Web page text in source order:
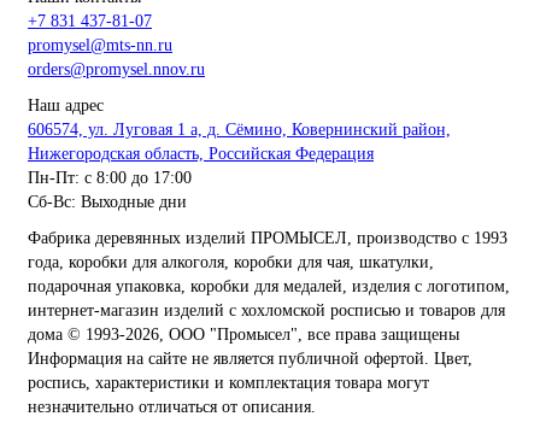
+7 831 437-81-07
promysel@mts-nn.ru
orders@promysel.nnov.ru
Наш адрес
606574, ул. Луговая 1 а, д. Сёмино, Ковернинский район,
Нижегородская область, Российская Федерация
Пн-Пт: с 8:00 до 17:00
Сб-Вс: Выходные дни
Фабрика деревянных изделий ПРОМЫСЕЛ, производство с 1993
года, коробки для алкоголя, коробки для чая, шкатулки,
подарочная упаковка, коробки для медалей, изделия с логотипом,
интернет-магазин изделий с хохломской росписью и товаров для
дома © 1993-2026, ООО "Промысел", все права защищены
Информация на сайте не является публичной офертой. Цвет,
роспись, характеристики и комплектация товара могут
незначительно отличаться от описания.